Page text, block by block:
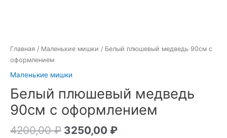
Главная / Маленькие мишки / Белый плюшевый медведь 90см с
оформлением
Маленькие мишки
Белый плюшевый медведь
90см с оформлением
4200,00₽ 3250,00 ₽